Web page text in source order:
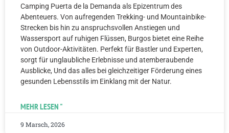
Camping Puerta de la Demanda als Epizentrum des
Abenteuers. Von aufregenden Trekking- und Mountainbike-
Strecken bis hin zu anspruchsvollen Anstiegen und
Wassersport auf ruhigen Flüssen, Burgos bietet eine Reihe
von Outdoor-Aktivitäten. Perfekt für Bastler und Experten,
sorgt für unglaubliche Erlebnisse und atemberaubende
Ausblicke, Und das alles bei gleichzeitiger Förderung eines
gesunden Lebensstils im Einklang mit der Natur.
MEHR LESEN "
9 Marsch, 2026